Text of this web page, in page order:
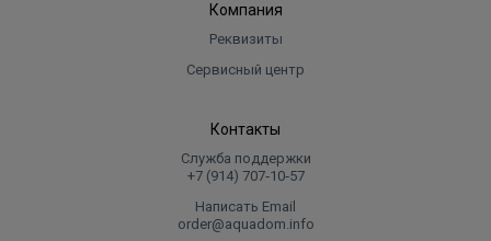
Компания
Реквизиты
Сервисный центр
Контакты
Служба поддержки
+7 (914) 707‑10‑57
Написать Email
order@aquadom.info